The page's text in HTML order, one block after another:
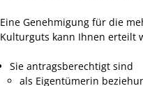
Eine Genehmigung für die
Kulturguts kann Ihnen erteilt
Sie antragsberechtigt sind
als Eigentümerin